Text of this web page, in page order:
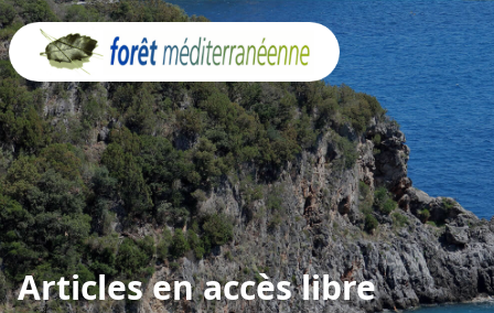
Articles en accès libre
Panneau de gestion des cookies